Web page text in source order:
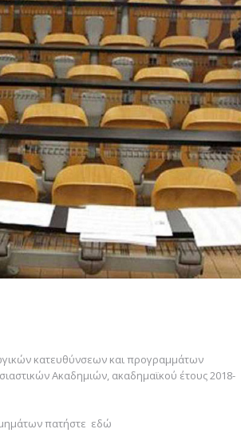
κατευθύνσεων και προγραμμάτων
Ακαδημιών, ακαδημαϊκού έτους 2018-
τμημάτων πατήστε εδώ